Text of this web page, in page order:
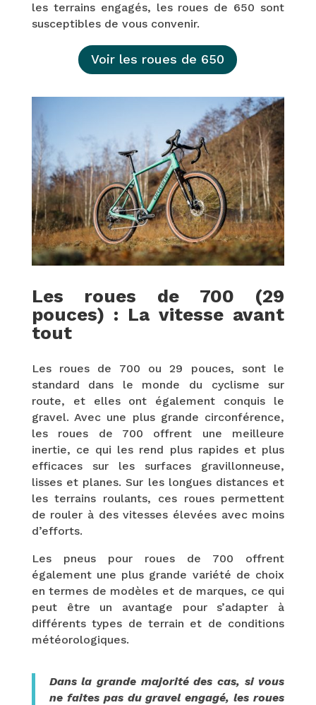
les terrains engagés, les roues de 650 sont
susceptibles de vous convenir.
Voir les roues de 650
Les roues de 700 (29
pouces) : La vitesse avant
tout
Les roues de 700 ou 29 pouces, sont le
standard dans le monde du cyclisme sur
route, et elles ont également conquis le
gravel. Avec une plus grande circonférence,
les roues de 700 offrent une meilleure
inertie, ce qui les rend plus rapides et plus
efficaces sur les surfaces gravillonneuse,
lisses et planes. Sur les longues distances et
les terrains roulants, ces roues permettent
de rouler à des vitesses élevées avec moins
d’efforts.
Les pneus pour roues de 700 offrent
également une plus grande variété de choix
en termes de modèles et de marques, ce qui
peut être un avantage pour s’adapter à
différents types de terrain et de conditions
météorologiques.
Dans la grande majorité des cas, si vous
ne faites pas du gravel engagé, les roues